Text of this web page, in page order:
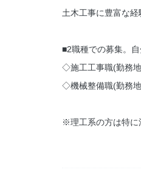
土木工事に豊富な
■2職種での募集。
◇施工工事職(勤務
◇機械整備職(勤務
※理工系の方は特に